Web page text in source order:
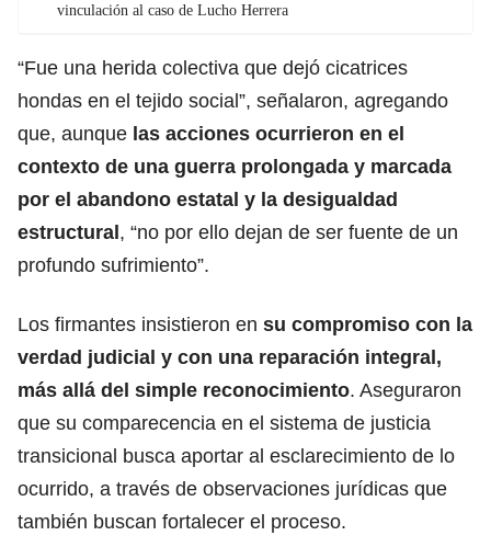
vinculación al caso de Lucho Herrera
“Fue una herida colectiva que dejó cicatrices
hondas en el tejido social”, señalaron, agregando
que, aunque las acciones ocurrieron en el
contexto de una guerra prolongada y marcada
por el abandono estatal y la desigualdad
estructural, “no por ello dejan de ser fuente de un
profundo sufrimiento”.
Los firmantes insistieron en su compromiso con la
verdad judicial y con una reparación integral,
más allá del simple reconocimiento. Aseguraron
que su comparecencia en el sistema de justicia
transicional busca aportar al esclarecimiento de lo
ocurrido, a través de observaciones jurídicas que
también buscan fortalecer el proceso.